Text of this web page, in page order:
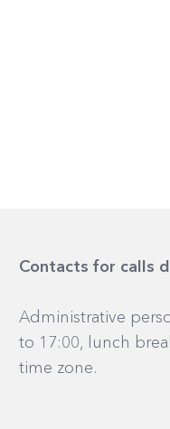
Contacts for calls
Administrative
to 17:00, lunch
time zone.